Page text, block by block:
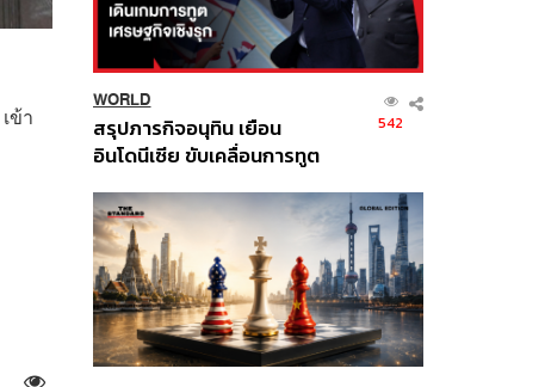
เข้า
WORLD
สรุปภารกิจอนุทิน เยือน
อินโดนีเซีย ขับเคลื่อนการทูต
ส่วนยุทธศาสตร์ไทย –
อินโดนีเซีย
542